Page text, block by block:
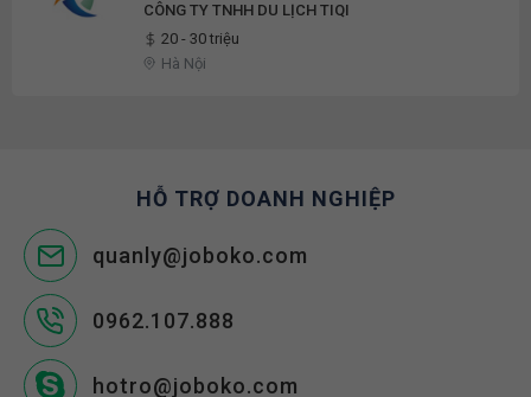
CÔNG TY TNHH DU LỊCH TIQI
20 - 30 triệu
Hà Nội
HỖ TRỢ DOANH NGHIỆP
quanly@joboko.com
0962.107.888
hotro@joboko.com